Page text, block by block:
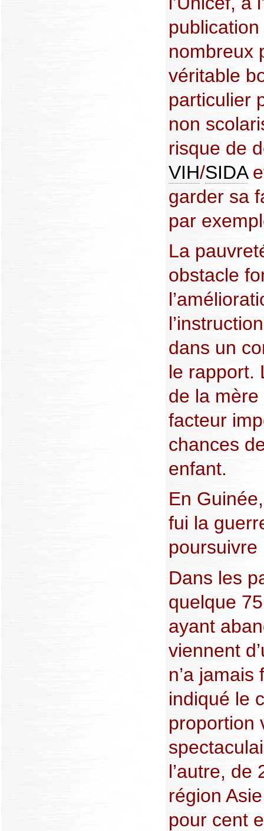
nombreux
véritable
particulier
non
risque de
VIH/SIDA
garder sa
par
La
obstacle
dans un
le rapport.
de la
facteur
chances
enfant.
En
fui la
poursuivre
Dans les
quelque
ayant
viennent
n’a jamais
indiqué le
proportion
l’autre, de
région
pour cent